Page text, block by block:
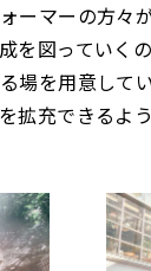
ーマーの方々
を図っていく
場を用意して
拡充できるよ